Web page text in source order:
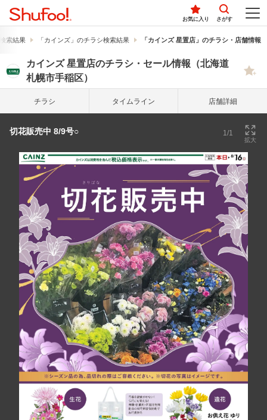
お気に入り さがす
索結果 「カインズ」のチラシ検索結果 「カインズ 星置店」のチラシ・店舗情報
カインズ 星置店のチラシ・セール情報（北海道
札幌市手稲区）
チラシ タイム ライン 店舗詳細
切花販売中 8/9号○ 1/1
拡大